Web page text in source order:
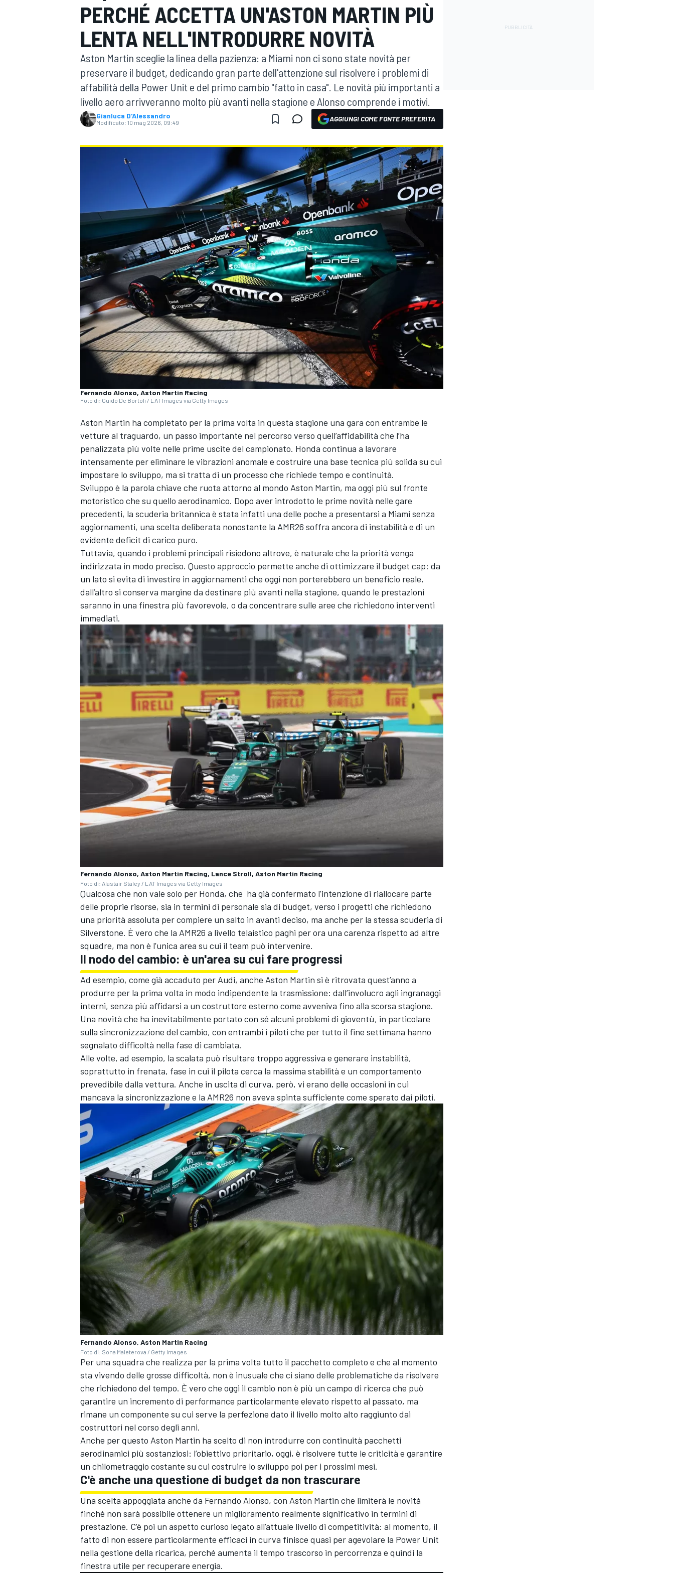
MOTOGP WEC
WRC
MONOPOSTO
MONOMARCA
RALLY
PERCHÉ ACCETTA UN'ASTON MARTIN PIÙ
LENTA NELL'INTRODURRE NOVITÀ
Aston Martin sceglie la linea della pazienza: a Miami non ci sono state novità per
preservare il budget, dedicando gran parte dell'attenzione sul risolvere i problemi di
affabilità della Power Unit e del primo cambio "fatto in casa". Le novità più importanti a
livello aero arrivveranno molto più avanti nella stagione e Alonso comprende i motivi.
Gianluca D'Alessandro
Modificato: 10 mag 2026, 09:49 AGGIUNGI COME FONTE PREFERITA
Fernando Alonso, Aston Martin Racing
Foto di: Guido De Bortoli / LAT Images via Getty Images
Aston Martin ha completato per la prima volta in questa stagione una gara con entrambe le
vetture al traguardo, un passo importante nel percorso verso quell’affidabilità che l’ha
penalizzata più volte nelle prime uscite del campionato. Honda continua a lavorare
intensamente per eliminare le vibrazioni anomale e costruire una base tecnica più solida su cui
impostare lo sviluppo, ma si tratta di un processo che richiede tempo e continuità.
Sviluppo è la parola chiave che ruota attorno al mondo Aston Martin, ma oggi più sul fronte
motoristico che su quello aerodinamico. Dopo aver introdotto le prime novità nelle gare
precedenti, la scuderia britannica è stata infatti una delle poche a presentarsi a Miami senza
aggiornamenti, una scelta deliberata nonostante la AMR26 soffra ancora di instabilità e di un
evidente deficit di carico puro.
Tuttavia, quando i problemi principali risiedono altrove, è naturale che la priorità venga
indirizzata in modo preciso. Questo approccio permette anche di ottimizzare il budget cap: da
un lato si evita di investire in aggiornamenti che oggi non porterebbero un beneficio reale,
dall’altro si conserva margine da destinare più avanti nella stagione, quando le prestazioni
saranno in una finestra più favorevole, o da concentrare sulle aree che richiedono interventi
immediati.
Fernando Alonso, Aston Martin Racing, Lance Stroll, Aston Martin Racing
Foto di: Alastair Staley / LAT Images via Getty Images
Qualcosa che non vale solo per Honda, che ha già confermato l’intenzione di riallocare parte
delle proprie risorse, sia in termini di personale sia di budget, verso i progetti che richiedono
una priorità assoluta per compiere un salto in avanti deciso, ma anche per la stessa scuderia di
Silverstone. È vero che la AMR26 a livello telaistico paghi per ora una carenza rispetto ad altre
squadre, ma non è l’unica area su cui il team può intervenire.
Il nodo del cambio: è un'area su cui fare progressi
Ad esempio, come già accaduto per Audi, anche Aston Martin si è ritrovata quest’anno a
produrre per la prima volta in modo indipendente la trasmissione: dall’involucro agli ingranaggi
interni, senza più affidarsi a un costruttore esterno come avveniva fino alla scorsa stagione.
Una novità che ha inevitabilmente portato con sé alcuni problemi di gioventù, in particolare
sulla sincronizzazione del cambio, con entrambi i piloti che per tutto il fine settimana hanno
segnalato difficoltà nella fase di cambiata.
Alle volte, ad esempio, la scalata può risultare troppo aggressiva e generare instabilità,
soprattutto in frenata, fase in cui il pilota cerca la massima stabilità e un comportamento
prevedibile dalla vettura. Anche in uscita di curva, però, vi erano delle occasioni in cui
mancava la sincronizzazione e la AMR26 non aveva spinta sufficiente come sperato dai piloti.
Fernando Alonso, Aston Martin Racing
Foto di: Sona Maleterova / Getty Images
Per una squadra che realizza per la prima volta tutto il pacchetto completo e che al momento
sta vivendo delle grosse difficoltà, non è inusuale che ci siano delle problematiche da risolvere
che richiedono del tempo. È vero che oggi il cambio non è più un campo di ricerca che può
garantire un incremento di performance particolarmente elevato rispetto al passato, ma
rimane un componente su cui serve la perfezione dato il livello molto alto raggiunto dai
costruttori nel corso degli anni.
Anche per questo Aston Martin ha scelto di non introdurre con continuità pacchetti
aerodinamici più sostanziosi: l’obiettivo prioritario, oggi, è risolvere tutte le criticità e garantire
un chilometraggio costante su cui costruire lo sviluppo poi per i prossimi mesi.
C'è anche una questione di budget da non trascurare
Una scelta appoggiata anche da Fernando Alonso, con Aston Martin che limiterà le novità
finché non sarà possibile ottenere un miglioramento realmente significativo in termini di
prestazione. C’è poi un aspetto curioso legato all’attuale livello di competitività: al momento, il
fatto di non essere particolarmente efficaci in curva finisce quasi per agevolare la Power Unit
nella gestione della ricarica, perché aumenta il tempo trascorso in percorrenza e quindi la
finestra utile per recuperare energia.